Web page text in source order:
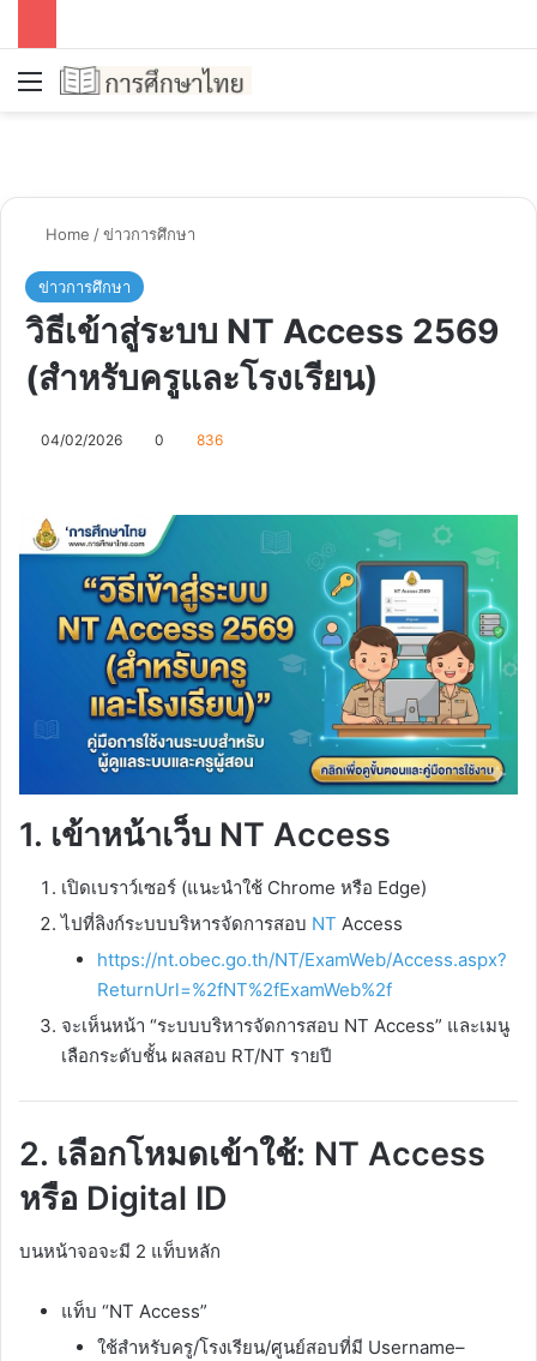
Menu
Home /ข่าวการศึกษา
ข่าวการศึกษา
วิธีเข้าสู่ระบบ NT Access 2569
(สำหรับครูและโรงเรียน)
04/02/2026 0 836
1. เข้าหน้าเว็บ NT Access
เปิดเบราว์เซอร์ (แนะนำใช้ Chrome หรือ Edge)
ไปที่ลิงก์ระบบบริหารจัดการสอบ NT Access
https://nt.obec.go.th/NT/ExamWeb/Access.aspx?
ReturnUrl=%2fNT%2fExamWeb%2f
จะเห็นหน้า “ระบบบริหารจัดการสอบ NT Access” และเมนู
เลือกระดับชั้น ผลสอบ RT/NT รายปี
2. เลือกโหมดเข้าใช้: NT Access
หรือ Digital ID
บนหน้าจอจะมี 2 แท็บหลัก
แท็บ “NT Access”
ใช้สำหรับครู/โรงเรียน/ศูนย์สอบที่มี Username–